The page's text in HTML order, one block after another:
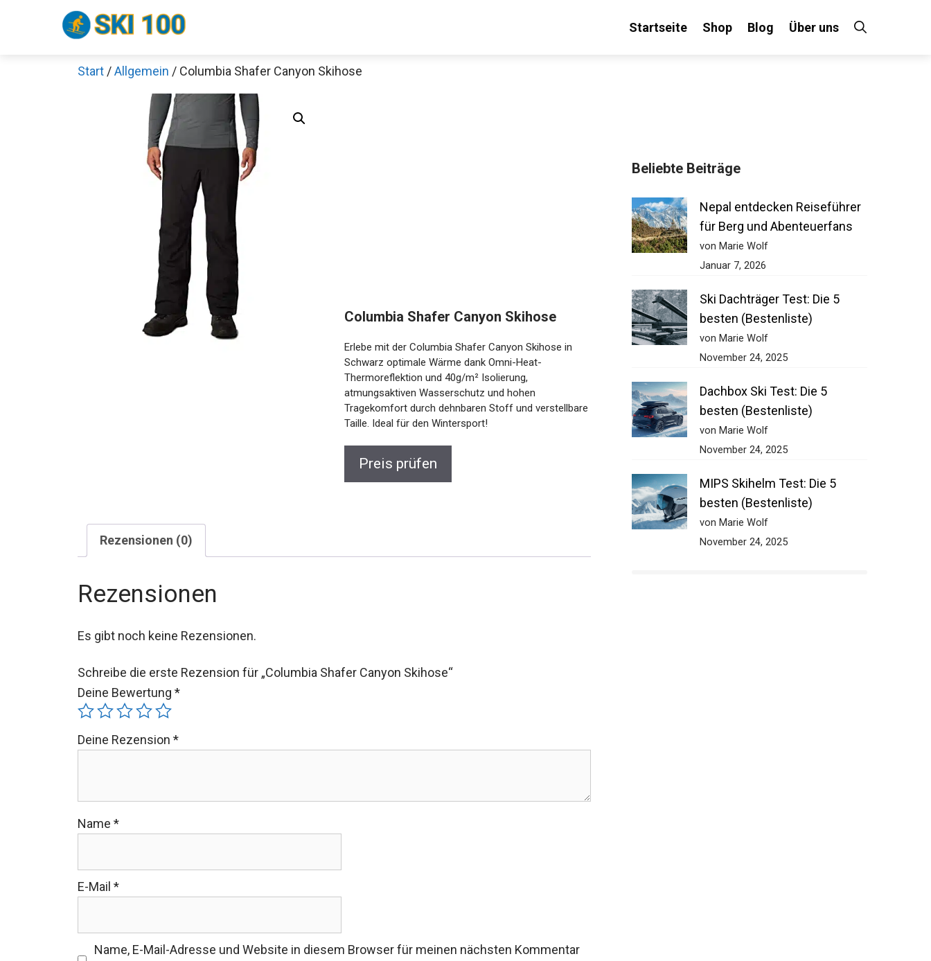
Startseite Shop Blog Über uns
Start /Allgemein / Columbia Shafer Canyon Skihose
Columbia Shafer Canyon Skihose
Erlebe mit der Columbia Shafer Canyon Skihose in
Schwarz optimale Wärme dank Omni-Heat-
Thermoreflektion und 40g/m² Isolierung,
atmungsaktiven Wasserschutz und hohen
Tragekomfort durch dehnbaren Stoff und verstellbare
Taille. Ideal für den Wintersport!
Preis prüfen
Rezensionen (0)
Rezensionen
Es gibt noch keine Rezensionen.
Schreibe die erste Rezension für „Columbia Shafer Canyon Skihose“
Deine Bewertung *
Deine Rezension *
Name *
E-Mail *
Name, E-Mail-Adresse und Website in diesem Browser für meinen nächsten Kommentar
Beliebte Beiträge
Nepal entdecken Reiseführer
für Berg und Abenteuerfans
von Marie Wolf
Januar 7, 2026
Ski Dachträger Test: Die 5
besten (Bestenliste)
von Marie Wolf
November 24, 2025
Dachbox Ski Test: Die 5
besten (Bestenliste)
von Marie Wolf
November 24, 2025
MIPS Skihelm Test: Die 5
besten (Bestenliste)
von Marie Wolf
November 24, 2025